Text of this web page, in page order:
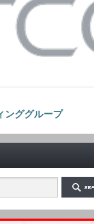
ンググループ